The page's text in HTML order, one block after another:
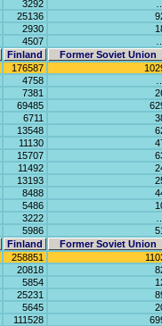
3292
25136
2930
4507
Finland
Former Soviet Union
176587
4758
7381
69485
6711
13548
11130
15707
11492
13193
8488
5486
3222
5986
Finland
Former Soviet Union
258851
20818
5854
25231
5645
111528